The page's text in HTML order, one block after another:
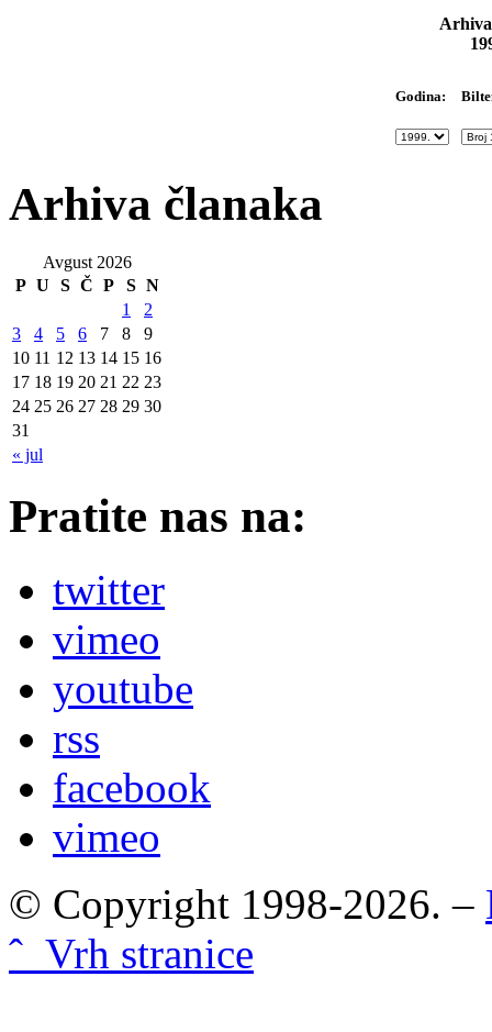
Godina:
Arhiva članaka
Avgust 2026
P U S Č P S N
« jul
1
2
3
4 5 6 7 8
9
10 11 12 13 14 15 16
17 18 19 20 21 22 23
24 25 26 27 28 29 30
31
Pratite nas na:
twitter
vimeo
youtube
rss
facebook
vimeo
© Copyright 1998-2026. –
ˆ Vrh stranice